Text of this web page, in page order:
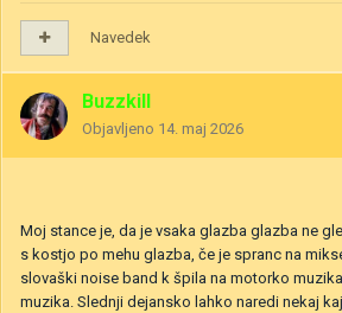
Navedek
Buzzkill
Objavljeno 14. maj 2026
Moj stance je, da je vsaka glazba glazba ne
s kostjo po mehu glazba, če je spranc na
slovaški noise band k špila na motorko
muzika. Slednji dejansko lahko naredi nekaj